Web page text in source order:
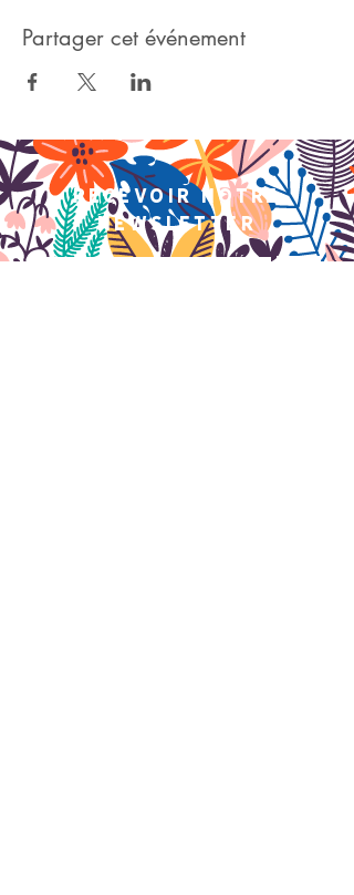
Partager cet événement
recevoir notre
newsletter